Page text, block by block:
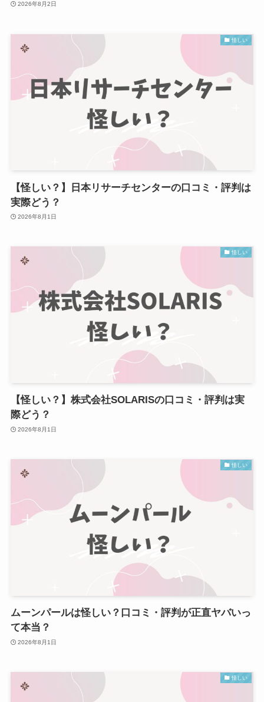
2026年8月2日
怪しい
【怪しい？】日本リサーチセンターの口コミ・評判は
実際どう？
2026年8月1日
怪しい
【怪しい？】株式会社SOLARISの口コミ・評判は実
際どう？
2026年8月1日
怪しい
ムーンパールは怪しい？口コミ・評判が正直ヤバいっ
て本当？
2026年8月1日
怪しい